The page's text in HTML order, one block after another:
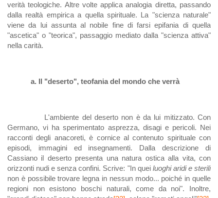
verità teologiche. Altre volte applica analogia diretta, passando
dalla realtà empirica a quella spirituale. La "scienza naturale"
viene da lui assunta al nobile fine di farsi epifania di quella
"ascetica" o "teorica", passaggio mediato dalla "scienza attiva"
nella carità.
a. Il "deserto", teofania del mondo che verrà
L'ambiente del deserto non è da lui mitizzato. Con
Germano, vi ha sperimentato asprezza, disagi e pericoli. Nei
racconti degli anacoreti, è cornice al contenuto spirituale con
episodi, immagini ed insegnamenti. Dalla descrizione di
Cassiano il deserto presenta una natura ostica alla vita, con
orizzonti nudi e senza confini. Scrive: "In quei luoghi aridi e sterili
non è possibile trovare legna in nessun modo... poiché in quelle
regioni non esistono boschi naturali, come da noi". Inoltre,